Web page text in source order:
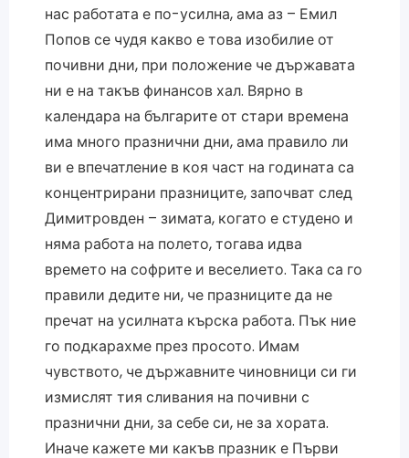
нас работата е по-усилна, ама аз – Емил
Попов се чудя какво е това изобилие от
почивни дни, при положение че държавата
ни е на такъв финансов хал. Вярно в
календара на българите от стари времена
има много празнични дни, ама правило ли
ви е впечатление в коя част на годината са
концентрирани празниците, започват след
Димитровден – зимата, когато е студено и
няма работа на полето, тогава идва
времето на софрите и веселието. Така са го
правили дедите ни, че празниците да не
пречат на усилната кърска работа. Пък ние
го подкарахме през просото. Имам
чувството, че държавните чиновници си ги
измислят тия сливания на почивни с
празнични дни, за себе си, не за хората.
Иначе кажете ми какъв празник е Първи